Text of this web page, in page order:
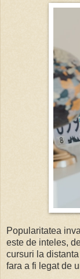
Popularitatea
este de inteles,
cursuri la
fara a fi legat de